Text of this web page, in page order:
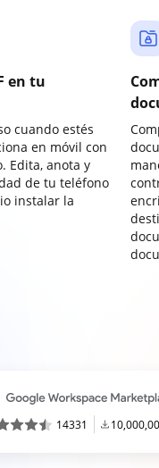
en tu
cuando estés
en móvil con
Edita, anota y
de tu teléfono
instalar la
14331